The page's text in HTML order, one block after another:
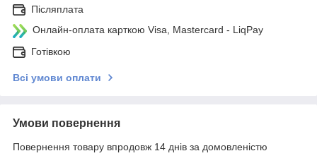
Післяплата
Онлайн-оплата карткою Visa, Mastercard - LiqPay
Готівкою
Всі умови оплати
Умови повернення
Повернення товару впродовж 14 днів за домовленістю